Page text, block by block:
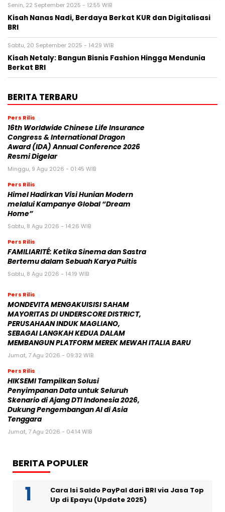
Senin, 22 September 2025 - 12:55 WIB
Kisah Nanas Nadi, Berdaya Berkat KUR dan Digitalisasi
BRI
Sabtu, 20 September 2025 - 14:29 WIB
Kisah Netaly: Bangun Bisnis Fashion Hingga Mendunia
Berkat BRI
BERITA TERBARU
Pers Rilis
16th Worldwide Chinese Life Insurance
Congress & International Dragon
Award (IDA) Annual Conference 2026
Resmi Digelar
Minggu, 9 Agu 2026 - 01:45 WIB
Pers Rilis
Himel Hadirkan Visi Hunian Modern
melalui Kampanye Global “Dream
Home”
Sabtu, 8 Agu 2026 - 14:26 WIB
Pers Rilis
FAMILIARITÉ: Ketika Sinema dan Sastra
Bertemu dalam Sebuah Karya Puitis
Sabtu, 8 Agu 2026 - 14:19 WIB
Pers Rilis
MONDEVITA MENGAKUISISI SAHAM
MAYORITAS DI UNDERSCORE DISTRICT,
PERUSAHAAN INDUK MAGLIANO,
SEBAGAI LANGKAH KEDUA DALAM
MEMBANGUN PLATFORM MEREK MEWAH ITALIA BARU
Jumat, 7 Agu 2026 - 09:32 WIB
Pers Rilis
HIKSEMI Tampilkan Solusi
Penyimpanan Data untuk Seluruh
Skenario di Ajang DTI Indonesia 2026,
Dukung Pengembangan AI di Asia
Tenggara
Jumat, 7 Agu 2026 - 04:14 WIB
BERITA POPULER
Cara Isi Saldo PayPal dari BRI via Jasa Top
Up di Epayu (Update 2025)